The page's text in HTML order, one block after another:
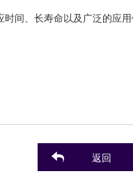
间、长寿命以及广泛的
返回